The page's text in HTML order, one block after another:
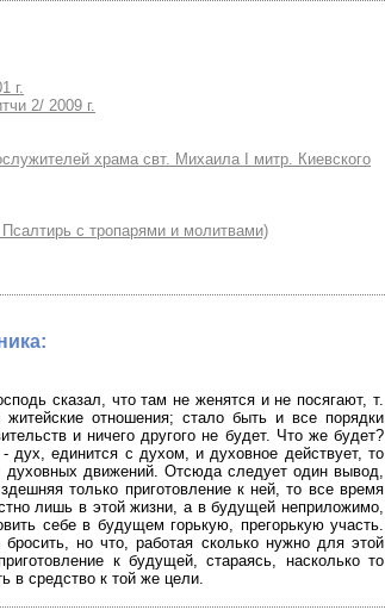
г.
2/ 2009 г.
храма свт. Михаила I митр. Киевского
с тропарями и молитвами)
сказал, что там не женятся и не посягают, т.
отношения; стало быть и все порядки
и ничего другого не будет. Что же будет?
дух, единится с духом, и духовное действует, то
движений. Отсюда следует один вывод,
только приготовление к ней, то все время
лишь в этой жизни, а в будущей неприложимо,
себе в будущем горькую, прегорькую участь.
но что, работая сколько нужно для этой
к будущей, стараясь, насколько то
в средство к той же цели.